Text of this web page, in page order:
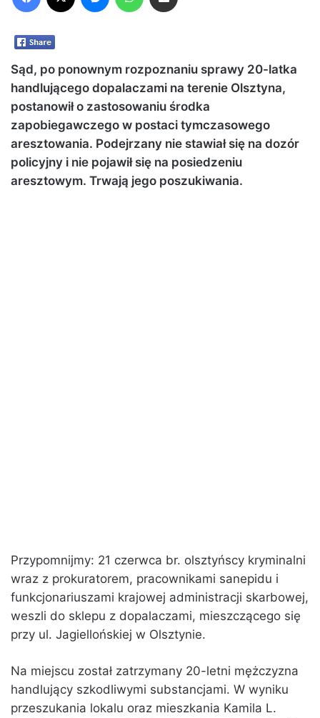
Sąd, po ponownym rozpoznaniu sprawy 20-latka
handlującego dopalaczami na terenie Olsztyna,
postanowił o zastosowaniu środka
zapobiegawczego w postaci tymczasowego
aresztowania. Podejrzany nie stawiał się na dozór
policyjny i nie pojawił się na posiedzeniu
aresztowym. Trwają jego poszukiwania.
Przypomnijmy: 21 czerwca br. olsztyńscy kryminalni
wraz z prokuratorem, pracownikami sanepidu i
funkcjonariuszami krajowej administracji skarbowej,
weszli do sklepu z dopalaczami, mieszczącego się
przy ul. Jagiellońskiej w Olsztynie.
Na miejscu został zatrzymany 20-letni mężczyzna
handlujący szkodliwymi substancjami. W wyniku
przeszukania lokalu oraz mieszkania Kamila L.